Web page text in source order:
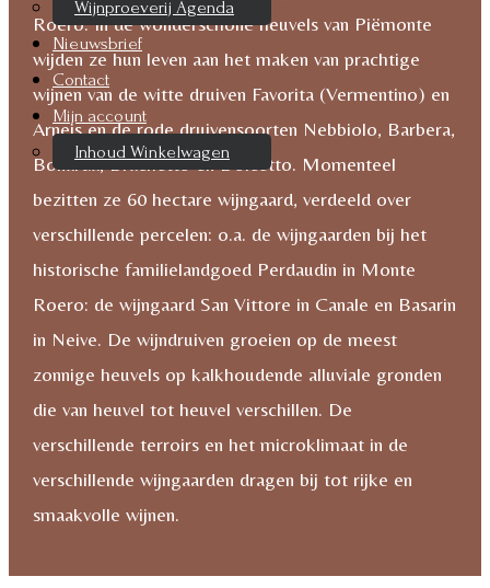
Wijnproeverij Agenda
Nieuwsbrief
Contact
Mijn account
Inhoud Winkelwagen
aantal
Roero. In de wonderschone heuvels van Piëmonte
wijden ze hun leven aan het maken van prachtige
wijnen van de witte druiven Favorita (Vermentino) en
Arneis en de rode druivensoorten Nebbiolo, Barbera,
Bonarda, Brachetto en Dolcetto. Momenteel
bezitten ze 60 hectare wijngaard, verdeeld over
verschillende percelen: o.a. de wijngaarden bij het
historische familielandgoed Perdaudin in Monte
Roero: de wijngaard San Vittore in Canale en Basarin
in Neive. De wijndruiven groeien op de meest
zonnige heuvels op kalkhoudende alluviale gronden
die van heuvel tot heuvel verschillen. De
verschillende terroirs en het microklimaat in de
verschillende wijngaarden dragen bij tot rijke en
smaakvolle wijnen.